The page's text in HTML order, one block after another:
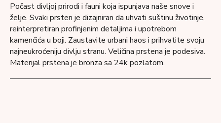
Počast divljoj prirodi i fauni koja ispunjava naše snove i
želje. Svaki prsten je dizajniran da uhvati suštinu životinje,
reinterpretiran profinjenim detaljima i upotrebom
kamenčića u boji. Zaustavite urbani haos i prihvatite svoju
najneukroćeniju divlju stranu. Veličina prstena je podesiva.
Materijal prstena je bronza sa 24k pozlatom.